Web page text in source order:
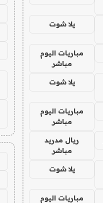
يلا شوت
مباريات اليوم
مباشر
يلا شوت
مباريات اليوم
مباشر
ريال مدريد
مباشر
يلا شوت
مباريات اليوم